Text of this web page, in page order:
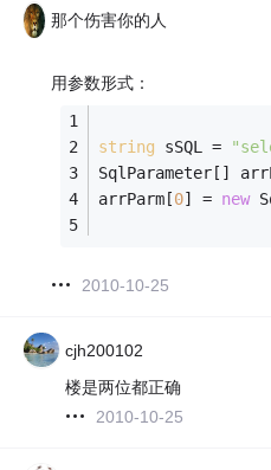
那个伤害你的人
用参数形式：
string sSQL =
SqlParameter[]
arrParm[0] = new
2010-10-25
cjh200102
楼是两位都正确
2010-10-25